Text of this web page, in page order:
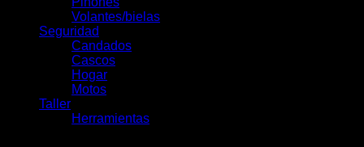
Volantes/bielas
Seguridad
Candados
Cascos
Hogar
Motos
Taller
Herramientas